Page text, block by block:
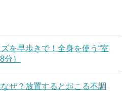
を早歩きで！全身を使う“室
）
ぜ？放置すると起こる不調